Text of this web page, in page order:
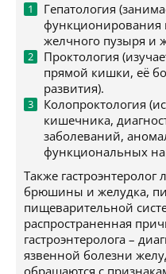
Гепатология
функционирования
желчного пузыря и
Проктология
прямой кишки, её
развития).
Колопроктология
кишечника,
заболеваний,
функциональных
Также
брюшины и желудка,
пищеварительной
распространенная
гастроэнтеролога –
язвенной болезни
обращаются с